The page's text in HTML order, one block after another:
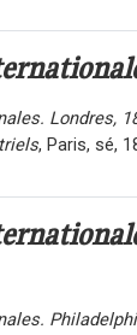
Londres,
, Paris, sé,